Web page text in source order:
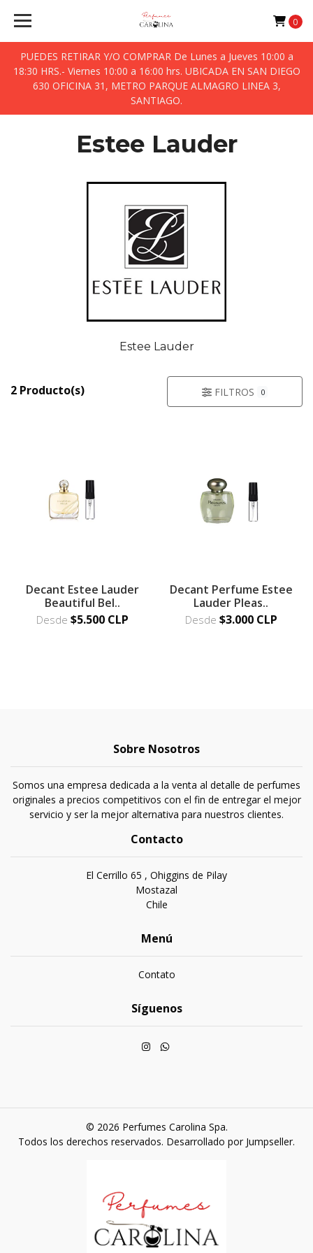
PUEDES RETIRAR Y/O COMPRAR De Lunes a Jueves 10:00 a
18:30 HRS.- Viernes 10:00 a 16:00 hrs. UBICADA EN SAN DIEGO
630 OFICINA 31, METRO PARQUE ALMAGRO LINEA 3,
SANTIAGO.
0
Estee Lauder
Estee Lauder
2 Producto(s) FILTROS 0
Decant Estee Lauder
Beautiful Bel..
Desde $5.500 CLP
Decant Perfume Estee
Lauder Pleas..
Desde $3.000 CLP
Sobre Nosotros
Somos una empresa dedicada a la venta al detalle de perfumes
originales a precios competitivos con el fin de entregar el mejor
servicio y ser la mejor alternativa para nuestros clientes.
Contacto
El Cerrillo 65 , Ohiggins de Pilay
Mostazal
Chile
Menú
Contato
Síguenos
© 2026 Perfumes Carolina Spa.
Todos los derechos reservados. Desarrollado por Jumpseller.